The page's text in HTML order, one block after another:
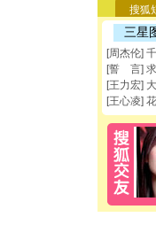
搜狐
三星
[周杰伦]
[誓 言]
[王力宏]
[王心凌]